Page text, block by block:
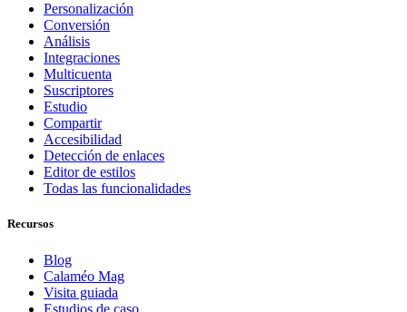
Personalización
Conversión
Análisis
Integraciones
Multicuenta
Suscriptores
Estudio
Compartir
Accesibilidad
Detección de enlaces
Editor de estilos
Todas las funcionalidades
Recursos
Blog
Calaméo Mag
Visita guiada
Estudios de caso